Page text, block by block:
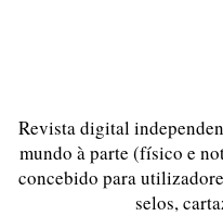
Revista digital
mundo à parte (físico e
concebido para
selos,